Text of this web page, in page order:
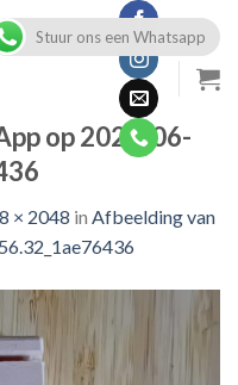
op 2025-06-
× 2048 in Afbeelding van
Stuur ons een Whatsapp